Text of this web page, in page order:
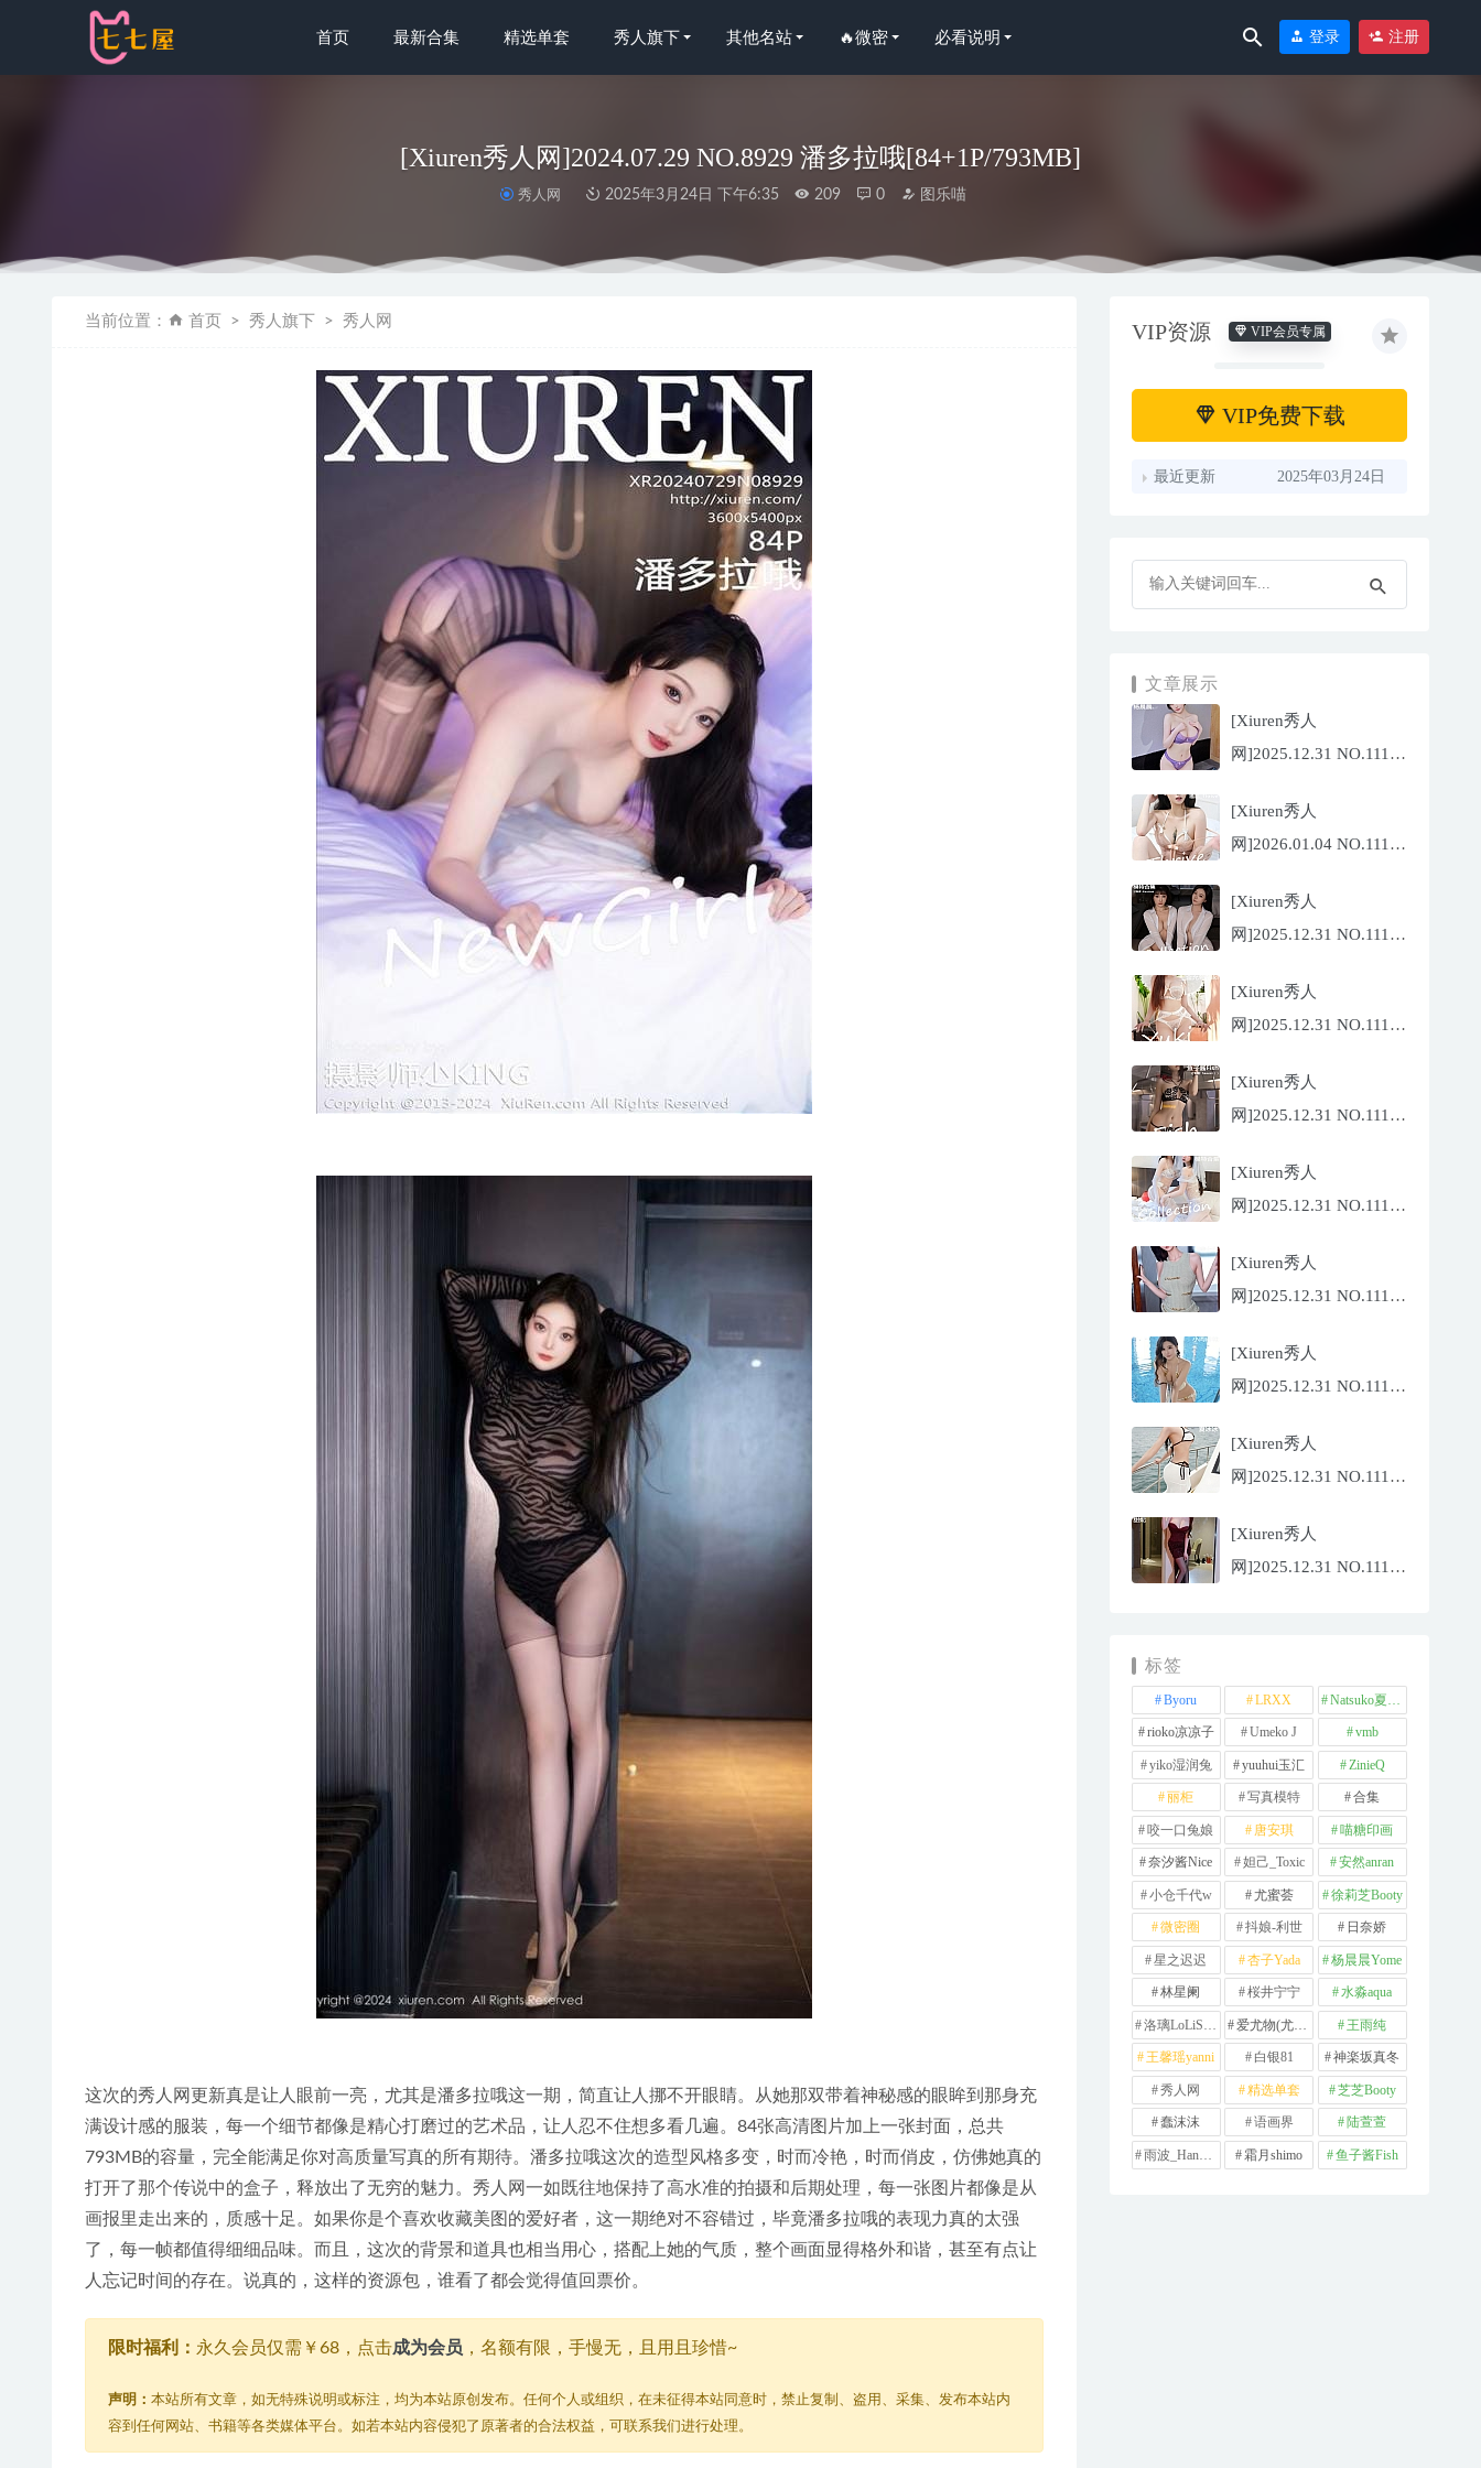
首页 最新合集 精选单套 秀人旗下 其他名站 🔥微密 必看说明 登录 注册
[Xiuren秀人网]2024.07.29 NO.8929 潘多拉哦[84+1P/793MB]
秀人网 2025年3月24日 下午6:35 209 0 图乐喵
当前位置： 首页 秀人旗下 秀人网
这次的秀人网更新真是让人眼前一亮，尤其是潘多拉哦这一期，简直让人挪不开眼睛。从她那双带着神秘感的眼眸到那身充
满设计感的服装，每一个细节都像是精心打磨过的艺术品，让人忍不住想多看几遍。84张高清图片加上一张封面，总共
793MB的容量，完全能满足你对高质量写真的所有期待。潘多拉哦这次的造型风格多变，时而冷艳，时而俏皮，仿佛她真的
打开了那个传说中的盒子，释放出了无穷的魅力。秀人网一如既往地保持了高水准的拍摄和后期处理，每一张图片都像是从
画报里走出来的，质感十足。如果你是个喜欢收藏美图的爱好者，这一期绝对不容错过，毕竟潘多拉哦的表现力真的太强
了，每一帧都值得细细品味。而且，这次的背景和道具也相当用心，搭配上她的气质，整个画面显得格外和谐，甚至有点让
人忘记时间的存在。说真的，这样的资源包，谁看了都会觉得值回票价。
限时福利： 永久会员仅需￥68，点击成为会员 ，名额有限，手慢无，且用且珍惜~
声明： 本站所有文章，如无特殊说明或标注，均为本站原创发布。任何个人或组织，在未征得本站同意时，禁止复制、盗用、采集、发布本站内
容到任何网站、书籍等各类媒体平台。如若本站内容侵犯了原著者的合法权益，可联系我们进行处理。
VIP资源 VIP会员专属
VIP免费下载
最近更新 2025年03月24日
文章展示
[Xiuren秀人
网]2025.12.31 NO.11187
[Xiuren秀人
网]2026.01.04 NO.11189
_Thrive[71P/640.85MB]
[Xiuren秀人
网]2025.12.31 NO.11188
[Xiuren秀人
网]2025.12.31 NO.11185
Yuki[75P/942.33MB]
[Xiuren秀人
网]2025.12.31 NO.11186
Fish[79P/773.17MB]
[Xiuren秀人
网]2025.12.31 NO.11184
[82P/854.18MB]
[Xiuren秀人
网]2025.12.31 NO.11183
[Xiuren秀人
网]2025.12.31 NO.11182
[81P/959.10MB]
[Xiuren秀人
网]2025.12.31 NO.11180
[Xiuren秀人
网]2025.12.31 NO.11181
标签
Byoru LRXX Natsuko夏夏子
rioko凉凉子 Umeko J vmb
yiko湿润兔 yuuhui玉汇 ZinieQ
丽柜 写真模特 合集
咬一口兔娘 唐安琪 喵糖印画
奈汐酱Nice 妲己_Toxic 安然anran
小仓千代w 尤蜜荟 徐莉芝Booty
微密圈 抖娘-利世 日奈娇
星之迟迟 杏子Yada 杨晨晨Yome
林星阑 桜井宁宁 水淼aqua
洛璃LoLiSAMA 爱尤物(尤果网) 王雨纯
王馨瑶yanni 白银81 神楽坂真冬
秀人网 精选单套 芝芝Booty
蠢沫沫 语画界 陆萱萱
雨波_HaneAme 霜月shimo 鱼子酱Fish
神楽坂真冬 – NO.150 蜘蛛女孩 [75P-182MB] 2023-07-18
[微密圈]鱼神 –拴不住的浪[18P-52MB] 2023-03-29
爱蜜社 – 2019.12.05 VOL.411 Lavinia[44+1P88M] 2022-11-07